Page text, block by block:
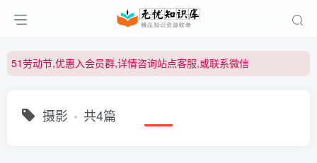
51劳动节,优惠入会员群,详情咨询站点客服,或联系微信
51劳动节,优惠入会员群,详情咨询站点客服,或联系微信
摄影 共4篇